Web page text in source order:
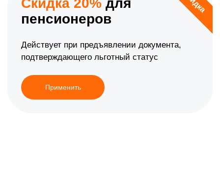
Скидка 20% для
пенсионеров
Действует при предъявлении документа,
подтверждающего льготный статус
Применить